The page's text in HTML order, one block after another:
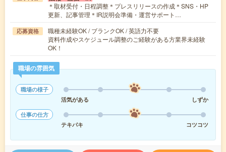
＊取材受付・日程調整＊プレスリリースの作成＊SNS・HP
更新、記事管理＊IR説明会準備・運営サポート…
応募資格
職種未経験OK / ブランクOK / 英語力不要
資料作成やスケジュール調整のご経験がある方業界未経験
OK！
職場の雰囲気
職場の様子
活気がある
しずか
仕事の仕方
テキパキ
コツコツ